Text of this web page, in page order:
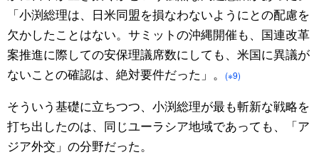
「小渕総理は、日米同盟を損なわないようにとの配慮を
欠かしたことはない。サミットの沖縄開催も、国連改革
案推進に際しての安保理議席数にしても、米国に異議が
ないことの確認は、絶対要件だった」。
(※9)
そういう基礎に立ちつつ、小渕総理が最も斬新な戦略を
打ち出したのは、同じユーラシア地域であっても、「ア
ジア外交」の分野だった。